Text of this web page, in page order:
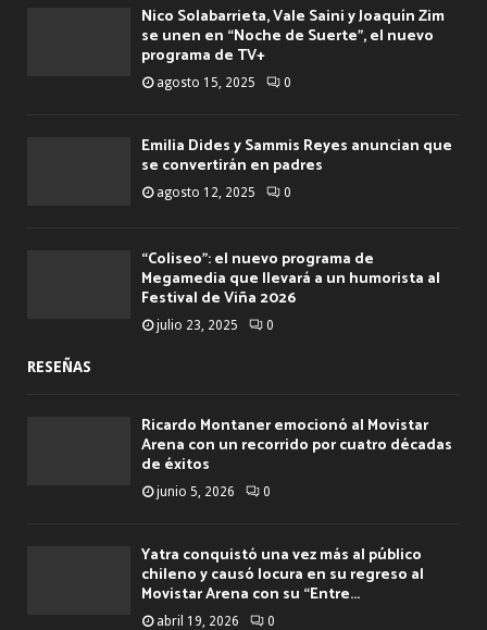
Nico Solabarrieta, Vale Saini y Joaquín Zim
se unen en “Noche de Suerte”, el nuevo
programa de TV+
agosto 15, 2025 0
Emilia Dides y Sammis Reyes anuncian que
se convertirán en padres
agosto 12, 2025 0
“Coliseo”: el nuevo programa de
Megamedia que llevará a un humorista al
Festival de Viña 2026
julio 23, 2025 0
RESEÑAS
Ricardo Montaner emocionó al Movistar
Arena con un recorrido por cuatro décadas
de éxitos
junio 5, 2026 0
Yatra conquistó una vez más al público
chileno y causó locura en su regreso al
Movistar Arena con su “Entre...
abril 19, 2026 0